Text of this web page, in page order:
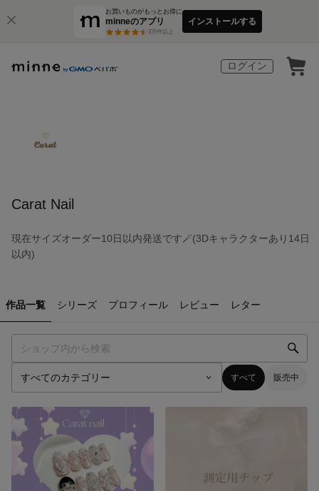
お買いものがもっとお得に
minneのアプリ
3万件以上
インストールする
ログイン
Carat Nail
現在サイズオーダー10日以内発送です🪄(3Dキャラクターあり14日
以内)
作品一覧 シリーズ プロフィール レビュー レター
すべて 販売中